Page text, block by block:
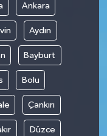
Ankara
Aydın
Bayburt
Bolu
Çankırı
Düzce